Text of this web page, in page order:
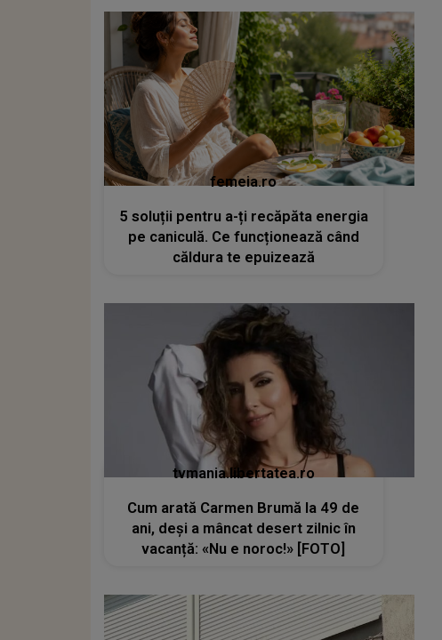
femeia.ro
5 soluții pentru a-ți recăpăta energia
pe caniculă. Ce funcționează când
căldura te epuizează
tvmania.libertatea.ro
Cum arată Carmen Brumă la 49 de
ani, deși a mâncat desert zilnic în
vacanță: «Nu e noroc!» [FOTO]